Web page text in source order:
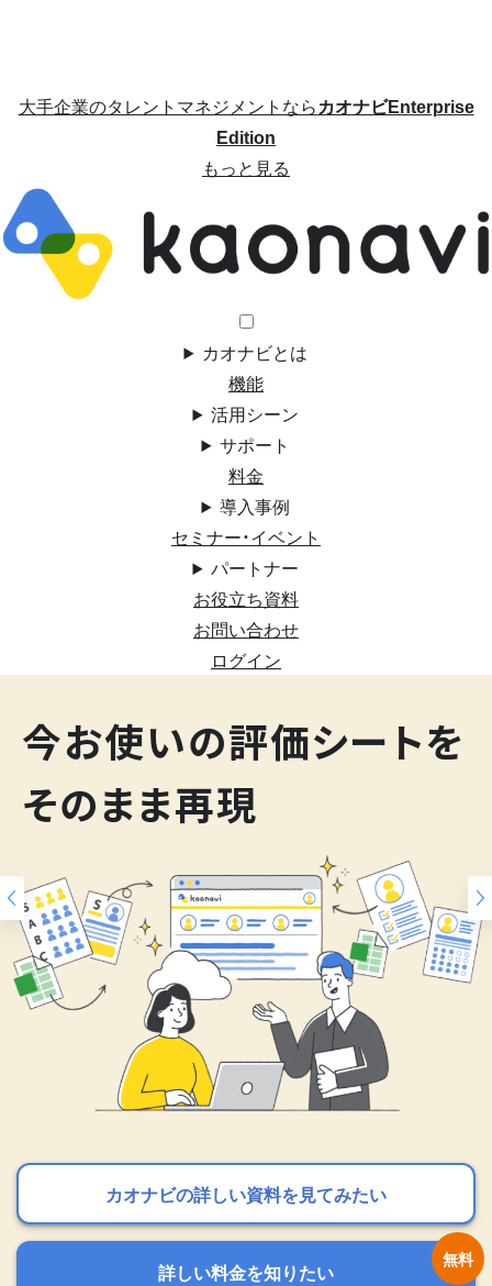
大手企業のタレントマネジメントならカオナビEnterprise
Edition
もっと見る
カオナビとは
機能
活用シーン
サポート
料金
導入事例
セミナー・イベント
パートナー
お役立ち資料
お問い合わせ
ログイン
カオナビの詳しい資料を見てみたい
詳しい料金を知りたい
200
スキルマップ
カオナビの詳しい資料を見てみたい
詳しい料金を知りたい
今お使いの評価シートを
そのまま再現
カオナビの詳しい資料を見てみたい
詳しい料金を知りたい